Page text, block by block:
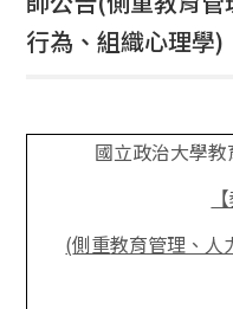
行為、組織心理學)
國立政治大學
(側重教育管理、人